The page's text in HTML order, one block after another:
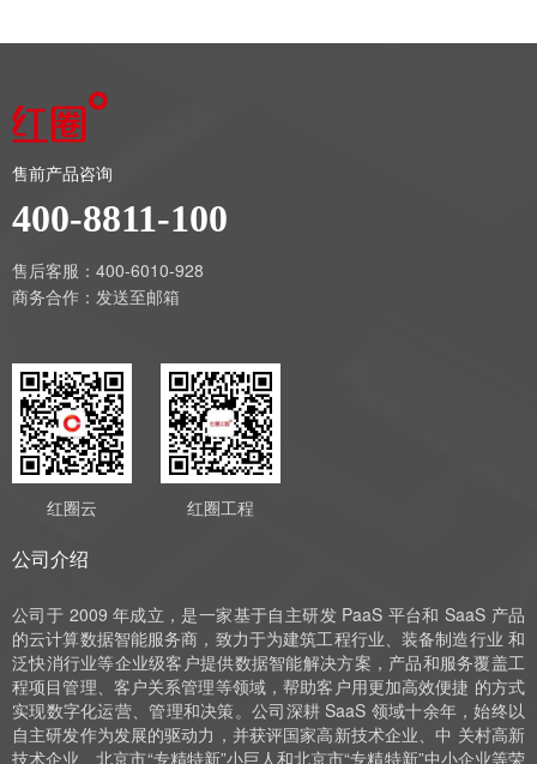
售前产品咨询
400-8811-100
售后客服：400-6010-928
商务合作： 发送至邮箱
红圈云 红圈工程
公司介绍
公司于 2009 年成立，是一家基于自主研发 PaaS 平台和 SaaS 产品
的云计算数据智能服务商，致力于为建筑工程行业、装备制造行业 和
泛快消行业等企业级客户提供数据智能解决方案，产品和服务覆盖工
程项目管理、客户关系管理等领域，帮助客户用更加高效便捷 的方式
实现数字化运营、管理和决策。公司深耕 SaaS 领域十余年，始终以
自主研发作为发展的驱动力，并获评国家高新技术企业、中 关村高新
技术企业、北京市“专精特新”小巨人和北京市“专精特新”中小企业等荣